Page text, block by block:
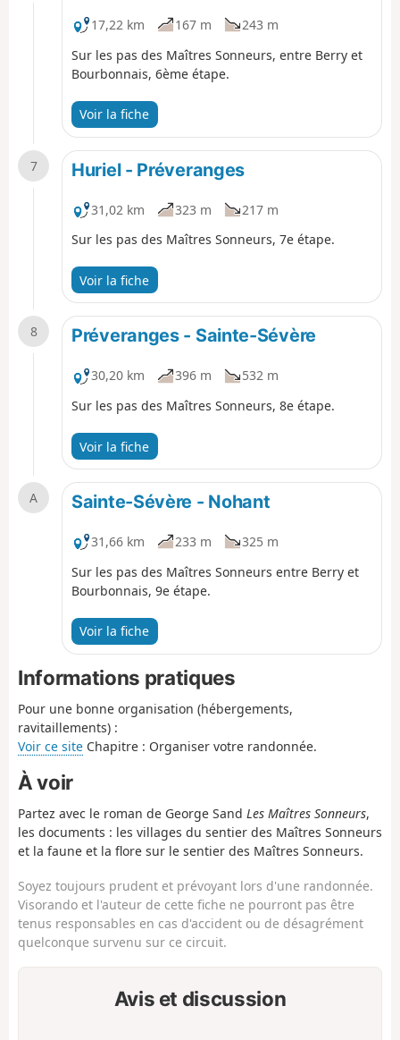
17,22 km 167 m
243 m
Sur les pas des Maîtres Sonneurs, entre Berry et
Bourbonnais, 6ème étape.
Voir la fiche
7 Huriel - Préveranges
31,02 km 323 m
217 m
Sur les pas des Maîtres Sonneurs, 7e étape.
Voir la fiche
8 Préveranges - Sainte-Sévère
30,20 km 396 m
532 m
Sur les pas des Maîtres Sonneurs, 8e étape.
Voir la fiche
A Sainte-Sévère - Nohant
31,66 km 233 m
325 m
Sur les pas des Maîtres Sonneurs entre Berry et
Bourbonnais, 9e étape.
Voir la fiche
Informations pratiques
Pour une bonne organisation (hébergements,
ravitaillements) :
Voir ce site Chapitre : Organiser votre randonnée.
À voir
Partez avec le roman de George Sand Les Maîtres Sonneurs,
les documents : les villages du sentier des Maîtres Sonneurs
et la faune et la flore sur le sentier des Maîtres Sonneurs.
Soyez toujours prudent et prévoyant lors d'une randonnée.
Visorando et l'auteur de cette fiche ne pourront pas être
tenus responsables en cas d'accident ou de désagrément
quelconque survenu sur ce circuit.
Avis et discussion